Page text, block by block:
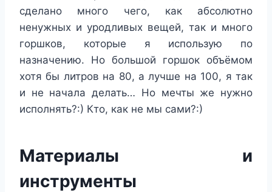
сделано много чего, как абсолютно
ненужных и уродливых вещей, так и много
горшков, которые я использую по
назначению. Но большой горшок объёмом
хотя бы литров на 80, а лучше на 100, я так
и не начала делать… Но мечты же нужно
исполнять?:) Кто, как не мы сами?:)
Материалы и
инструменты